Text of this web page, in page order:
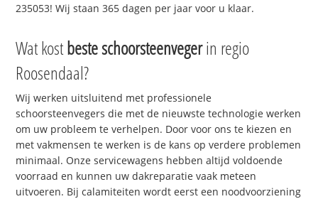
235053! Wij staan 365 dagen per jaar voor u klaar.
Wat kostbeste schoorsteenvegerin regio
Roosendaal?
Wij werken uitsluitend met professionele
schoorsteenvegers die met de nieuwste technologie werken
om uw probleem te verhelpen. Door voor ons te kiezen en
met vakmensen te werken is de kans op verdere problemen
minimaal. Onze servicewagens hebben altijd voldoende
voorraad en kunnen uw dakreparatie vaak meteen
uitvoeren. Bij calamiteiten wordt eerst een noodvoorziening